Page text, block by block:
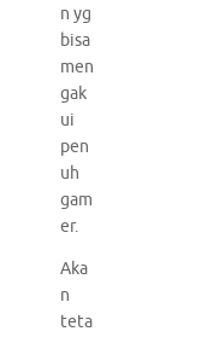
n yg
bisa
men
gak
ui
pen
uh
gam
er.
Aka
n
teta